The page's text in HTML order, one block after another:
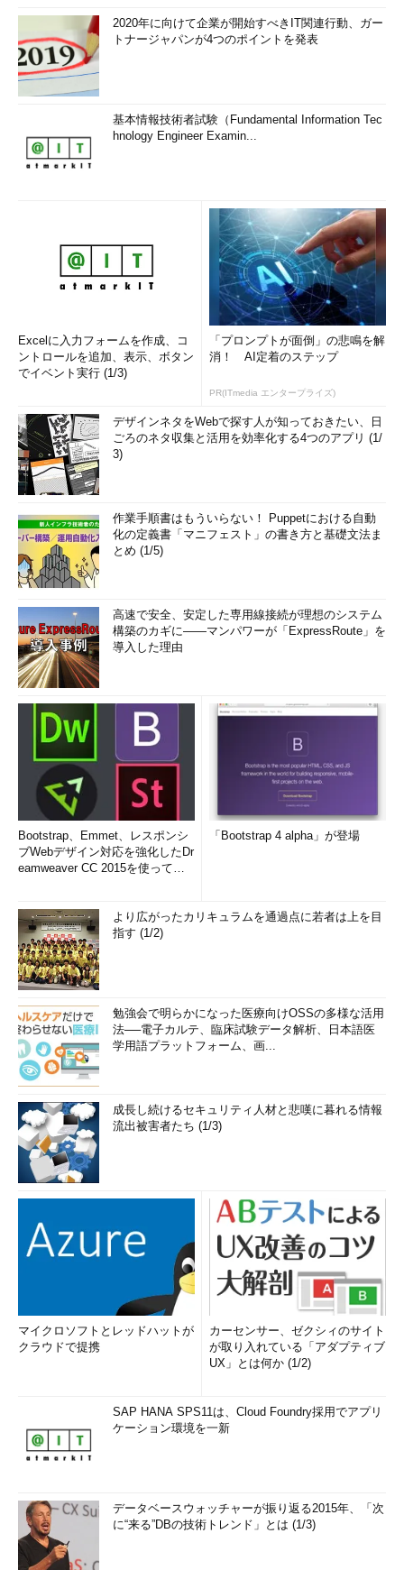
2020年に向けて企業が開始すべきIT関連行動、ガー
トナージャパンが4つのポイントを発表
基本情報技術者試験（Fundamental Information Tec
hnology Engineer Examin...
Excelに入力フォームを作成、コ
ントロールを追加、表示、ボタン
でイベント実行 (1/3)
「プロンプトが面倒」の悲鳴を解
消！ AI定着のステップ
PR(ITmedia エンタープライズ)
デザインネタをWebで探す人が知っておきたい、日
ごろのネタ収集と活用を効率化する4つのアプリ (1/
3)
作業手順書はもういらない！ Puppetにおける自動
化の定義書「マニフェスト」の書き方と基礎文法ま
とめ (1/5)
高速で安全、安定した専用線接続が理想のシステム
構築のカギに――マンパワーが「ExpressRoute」を
導入した理由
Bootstrap、Emmet、レスポンシ
ブWebデザイン対応を強化したDr
eamweaver CC 2015を使って
「Bootstrap 4 alpha」が登場
より広がったカリキュラムを通過点に若者は上を目
指す (1/2)
勉強会で明らかになった医療向けOSSの多様な活用
法──電子カルテ、臨床試験データ解析、日本語医
学用語プラットフォーム、画...
成長し続けるセキュリティ人材と悲嘆に暮れる情報
流出被害者たち (1/3)
マイクロソフトとレッドハットが
クラウドで提携
カーセンサー、ゼクシィのサイト
が取り入れている「アダプティブ
UX」とは何か (1/2)
SAP HANA SPS11は、Cloud Foundry採用でアプリ
ケーション環境を一新
データベースウォッチャーが振り返る2015年、「次
に“来る”DBの技術トレンド」とは (1/3)